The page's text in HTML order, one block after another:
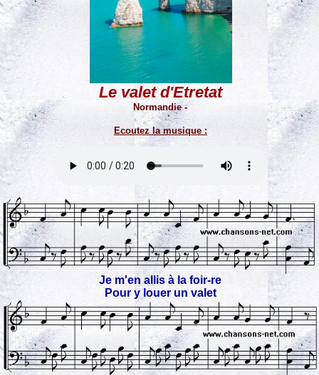
Le valet d'Etretat
Normandie -
Ecoutez la musique :
Je m'en allis à la foir-re
Pour y louer un valet